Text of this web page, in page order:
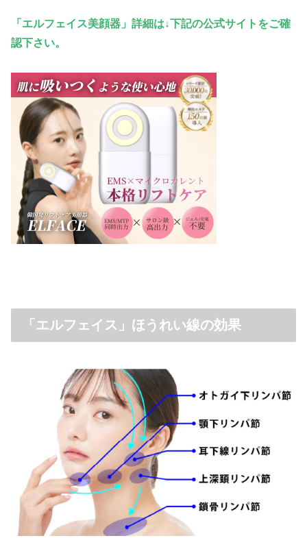
「エルフェイス美顔器」詳細は↓下記の公式サイトをご確
認下さい。
「エルフェイス」ほうれい線の効果